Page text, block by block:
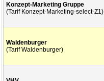
Konzept-Marketing Gruppe
(Tarif Konzept-Marketing-select-Z1)
Waldenburger
(Tarif Waldenburger)